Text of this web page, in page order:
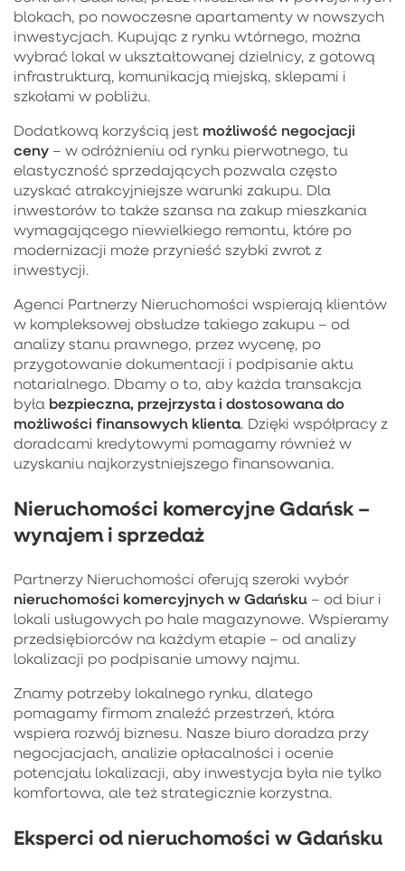
blokach, po nowoczesne apartamenty w nowszych
inwestycjach. Kupując z rynku wtórnego, można
wybrać lokal w ukształtowanej dzielnicy, z gotową
infrastrukturą, komunikacją miejską, sklepami i
szkołami w pobliżu.
Dodatkową korzyścią jest możliwość negocjacji
ceny – w odróżnieniu od rynku pierwotnego, tu
elastyczność sprzedających pozwala często
uzyskać atrakcyjniejsze warunki zakupu. Dla
inwestorów to także szansa na zakup mieszkania
wymagającego niewielkiego remontu, które po
modernizacji może przynieść szybki zwrot z
inwestycji.
Agenci Partnerzy Nieruchomości wspierają klientów
w kompleksowej obsłudze takiego zakupu – od
analizy stanu prawnego, przez wycenę, po
przygotowanie dokumentacji i podpisanie aktu
notarialnego. Dbamy o to, aby każda transakcja
była bezpieczna, przejrzysta i dostosowana do
możliwości finansowych klienta. Dzięki współpracy z
doradcami kredytowymi pomagamy również w
uzyskaniu najkorzystniejszego finansowania.
Nieruchomości komercyjne Gdańsk –
wynajem i sprzedaż
Partnerzy Nieruchomości oferują szeroki wybór
nieruchomości komercyjnych w Gdańsku – od biur i
lokali usługowych po hale magazynowe. Wspieramy
przedsiębiorców na każdym etapie – od analizy
lokalizacji po podpisanie umowy najmu.
Znamy potrzeby lokalnego rynku, dlatego
pomagamy firmom znaleźć przestrzeń, która
wspiera rozwój biznesu. Nasze biuro doradza przy
negocjacjach, analizie opłacalności i ocenie
potencjału lokalizacji, aby inwestycja była nie tylko
komfortowa, ale też strategicznie korzystna.
Eksperci od nieruchomości w Gdańsku